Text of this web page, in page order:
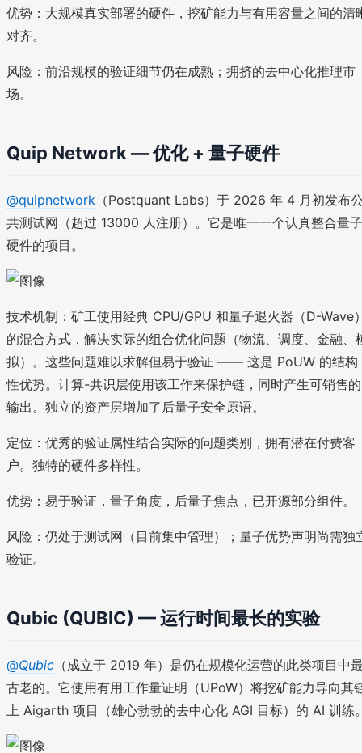
优势：大规模真实部署的硬件，挖矿能力与有用容量之间的清
对齐。
风险：前沿规模的验证细节仍在成熟；拥挤的去中心化推理市
场。
Quip Network — 优化 + 量子硬件
@quipnetwork （Postquant Labs）于 2026 年 4 月初发布
共测试网（超过 13000 人注册）。它是唯一一个认真整合量子
硬件的项目。
技术机制：矿工使用经典 CPU/GPU 和量子退火器（D-Wave
的混合方式，解决实际的组合优化问题（物流、调度、金融、
拟）。这些问题难以求解但易于验证 —— 这是 PoUW 的结构
性优势。计算-共识层使用该工作来保护链，同时产生可销售的
输出。独立的资产层增加了后量子安全原语。
定位：优秀的验证属性结合实际的问题类别，拥有潜在付费客
户。独特的硬件多样性。
优势：易于验证，量子角度，后量子焦点，已开源部分组件。
风险：仍处于测试网（目前集中管理）；量子优势声明尚需独
验证。
Qubic (QUBIC) — 运行时间最长的实验
@Qubic （成立于 2019 年）是仍在规模化运营的此类项目中
古老的。它使用有用工作量证明（UPoW）将挖矿能力导向其
上 Aigarth 项目（雄心勃勃的去中心化 AGI 目标）的 AI 训练